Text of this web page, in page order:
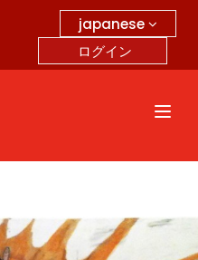
japanese
ログイン